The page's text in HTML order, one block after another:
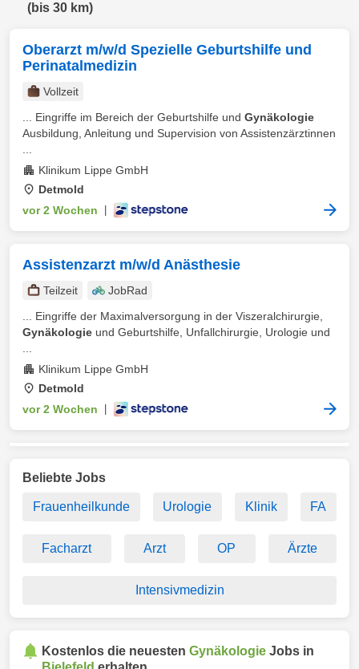
(bis 30 km)
Oberarzt m/w/d Spezielle Geburtshilfe und
Perinatalmedizin
Vollzeit
... Eingriffe im Bereich der Geburtshilfe und Gynäkologie
Ausbildung, Anleitung und Supervision von Assistenzärztinnen
Klinikum Lippe GmbH
Detmold
vor 2 Wochen
Assistenzarzt m/w/d Anästhesie
Teilzeit
JobRad
... Eingriffe der Maximalversorgung in der Viszeralchirurgie,
Gynäkologie und Geburtshilfe, Unfallchirurgie, Urologie und
Klinikum Lippe GmbH
Detmold
vor 2 Wochen
Beliebte Jobs
Frauenheilkunde Urologie Klinik FA
Facharzt Arzt OP Ärzte
Intensivmedizin
Kostenlos die neuesten Gynäkologie Jobs in